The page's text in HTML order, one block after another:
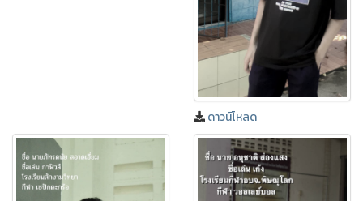
ดาวน์โหลด